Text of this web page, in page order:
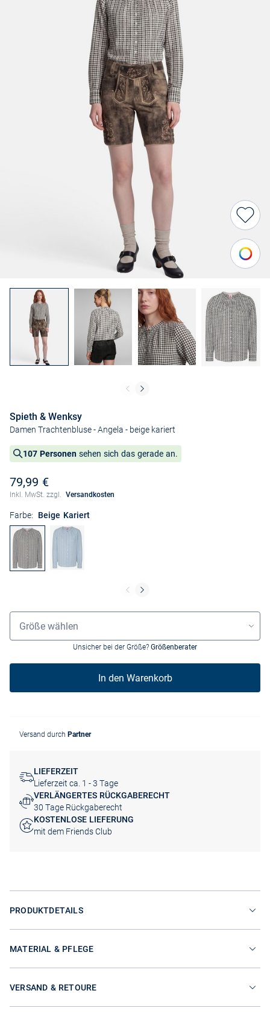
Spieth & Wenksy
Damen Trachtenbluse - Angela - beige kariert
107 Personen sehen sich das gerade an.
79,99 €
Inkl. MwSt. zzgl. Versandkosten
Farbe: Beige Kariert
Grössenauswahl
Größe wählen
Unsicher bei der Größe? Größenberater
In den Warenkorb
Versand durch Partner
LIEFERZEIT
Lieferzeit ca. 1 - 3 Tage
VERLÄNGERTES RÜCKGABERECHT
30 Tage Rückgaberecht
KOSTENLOSE LIEFERUNG
mit dem Friends Club
PRODUKTDETAILS
MATERIAL & PFLEGE
VERSAND & RETOURE